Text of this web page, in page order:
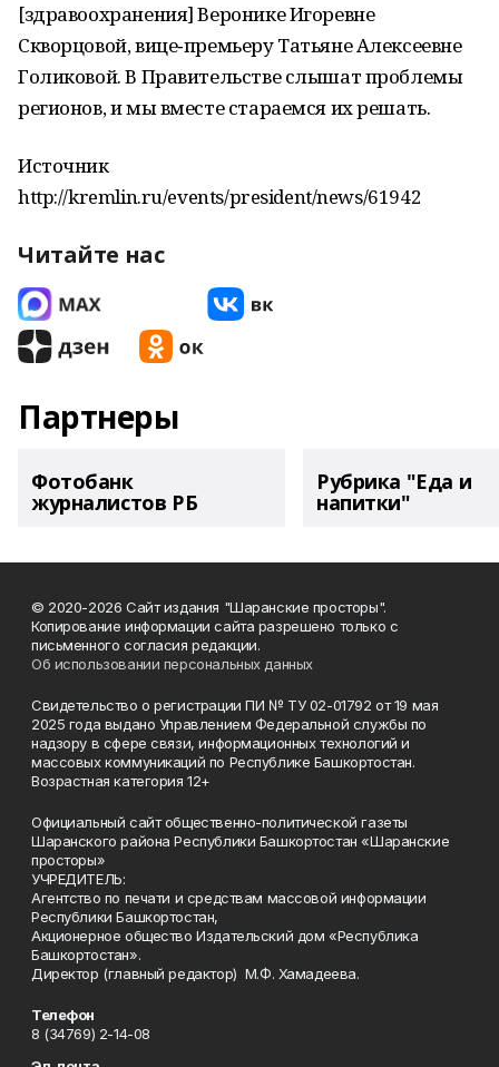
[здравоохранения] Веронике Игоревне
Скворцовой, вице‑премьеру Татьяне Алексеевне
Голиковой. В Правительстве слышат проблемы
регионов, и мы вместе стараемся их решать.
Источник
http://kremlin.ru/events/president/news/61942
Читайте нас
Партнеры
Фотобанк
журналистов РБ
Рубрика "Еда и
напитки"
© 2020-2026 Сайт издания "Шаранские просторы".
Копирование информации сайта разрешено только с
письменного согласия редакции.
Об использовании персональных данных
Свидетельство о регистрации ПИ № ТУ 02-01792 от 19 мая
2025 года выдано Управлением Федеральной службы по
надзору в сфере связи, информационных технологий и
массовых коммуникаций по Республике Башкортостан.
Возрастная категория 12+
Официальный сайт общественно-политической газеты
Шаранского района Республики Башкортостан «Шаранские
просторы»
УЧРЕДИТЕЛЬ:
Агентство по печати и средствам массовой информации
Республики Башкортостан,
Акционерное общество Издательский дом «Республика
Башкортостан».
Директор (главный редактор) М.Ф. Хамадеева.
Телефон
8 (34769) 2-14-08